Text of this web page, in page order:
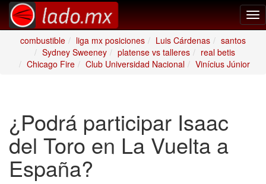
combustible
liga mx posiciones Luis Cárdenas
santos
Sydney Sweeney
platense vs talleres
real betis
Chicago Fire
Club Universidad Nacional Vinícius Júnior
¿Podrá participar Isaac
del Toro en La Vuelta a
España?